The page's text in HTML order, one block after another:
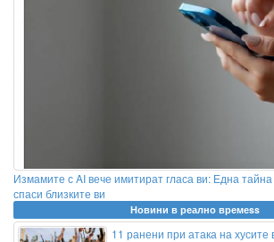
Измамите с AI вече имитират гласа ви: Една
спаси близките ви
Новини в реално времеss
11 ранени при атака на